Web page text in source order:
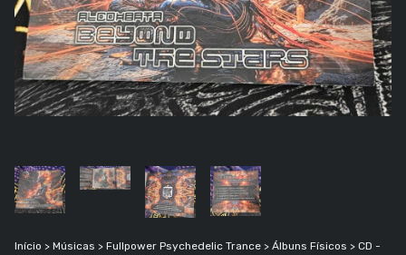
Início > Músicas > Fullpower Psychedelic Trance > Álbuns Físicos > CD -